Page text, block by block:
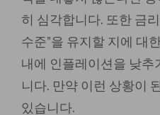
히 심각합니다. 또한 금
수준”을 유지할 지에 대
내에 인플레이션을 낮추
니다. 만약 이런 상황이
있습니다.